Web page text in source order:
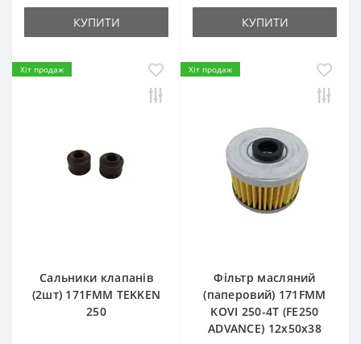
КУПИТИ КУПИТИ
Хіт продаж
Сальники клапанів
(2шт) 171FMM TEKKEN
250
Хіт продаж
Фільтр масляний
(паперовий) 171FMM
KOVI 250-4T (FE250
ADVANCE) 12х50х38